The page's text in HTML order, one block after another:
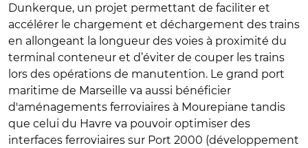
Dunkerque, un projet permettant de faciliter et
accélérer le chargement et déchargement des trains
en allongeant la longueur des voies à proximité du
terminal conteneur et d’éviter de couper les trains
lors des opérations de manutention. Le grand port
maritime de Marseille va aussi bénéficier
d'aménagements ferroviaires à Mourepiane tandis
que celui du Havre va pouvoir optimiser des
interfaces ferroviaires sur Port 2000 (développement